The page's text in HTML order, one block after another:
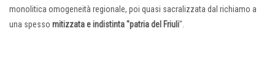
monolitica omogeneità regionale, poi quasi sacralizzata dal richiamo a
una spesso mitizzata e indistinta "patria del Friuli".